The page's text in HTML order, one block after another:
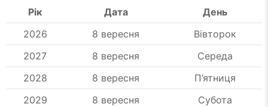
Рік Дата
День
2026
8 вересня
Вівторок
2027
8 вересня
Середа
2028
8 вересня
П’ятниця
2029
8 вересня
Субота